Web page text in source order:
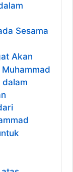
Sesama
Akan
dalam